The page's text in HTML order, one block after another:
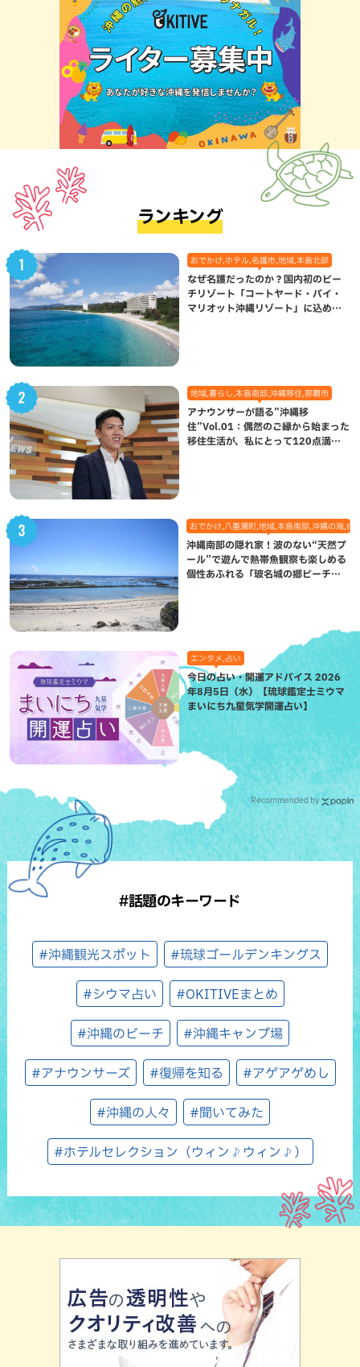
ランキング
おでかけ,ホテル,名護市,地域,本島北部
なぜ名護だったのか？国内初のビー
チリゾート「コートヤード・バイ・
マリオット沖縄リゾート」に込めら
地域,暮らし,本島南部,沖縄移住,那覇市
アナウンサーが語る”沖縄移
住”Vol.01：偶然のご縁から始まった
移住生活が、私にとって120点満点
おでかけ,八重瀬町,地域,本島南部,沖縄の海,自
沖縄南部の隠れ家！波のない“天然プ
ール”で遊んで熱帯魚観察も楽しめる
個性あふれる「玻名城の郷ビーチ」
エンタメ,占い
今日の占い・開運アドバイス 2026
年8月5日（水）【琉球鑑定士ミウマ
まいにち九星気学開運占い】
Recommended by
#話題のキーワード
#沖縄観光スポット #琉球ゴールデンキングス
#シウマ占い #OKITIVEまとめ
#沖縄のビーチ #沖縄キャンプ場
#アナウンサーズ #復帰を知る #アゲアゲめし
#沖縄の人々 #聞いてみた
#ホテルセレクション（ウィン♪ウィン♪）